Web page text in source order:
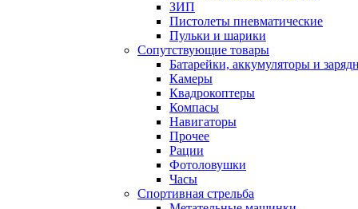
ЗИП
Пистолеты пневматические
Пульки и шарики
Сопутствующие товары
Батарейки, аккумуляторы и
Камеры
Квадрокоптеры
Компасы
Навигаторы
Прочее
Рации
Фотоловушки
Часы
Спортивная стрельба